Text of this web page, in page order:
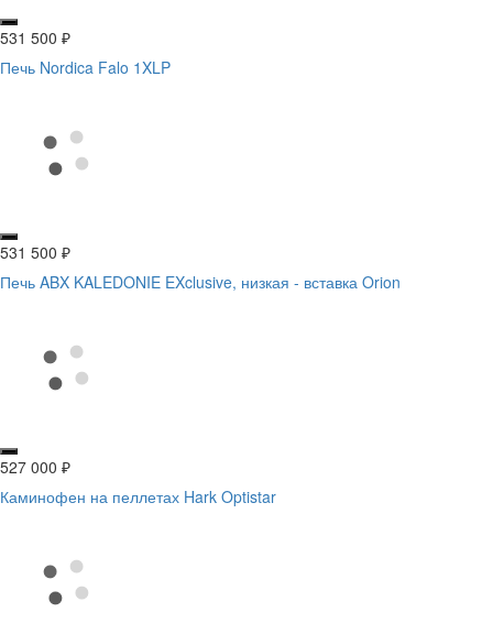
531 500 ₽
Печь Nordica Falo 1XLP
531 500 ₽
Печь ABX KALEDONIE EXclusive, низкая - вставка Orion
527 000 ₽
Каминофен на пеллетах Hark Optistar